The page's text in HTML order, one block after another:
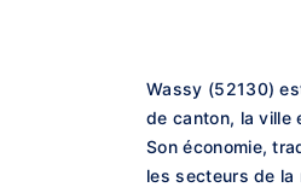
Wassy (52130)
de canton, la ville
Son économie,
les secteurs de